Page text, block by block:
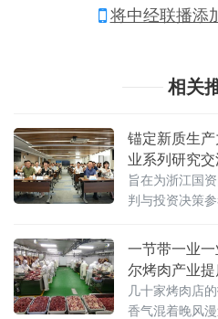
将中经联播添
相关
锚定新质生
业系列研究
旨在为浙江国
判与投资决策
与资本运作
一节带一业一业兴一城
尔烤肉产业
几十家烤肉店
香气混着晚风